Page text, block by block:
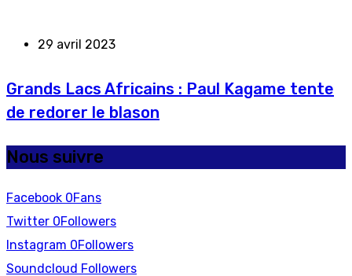
29 avril 2023
Grands Lacs Africains : Paul Kagame tente
de redorer le blason
Nous suivre
Facebook 0Fans
Twitter 0Followers
Instagram 0Followers
Soundcloud Followers